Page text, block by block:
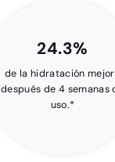
24.3%
de la hidratación
después de 4 semanas
uso.*